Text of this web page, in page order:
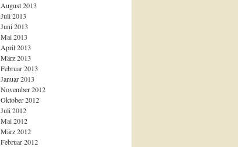
August 2013
Juli 2013
Juni 2013
Mai 2013
April 2013
März 2013
Februar 2013
Januar 2013
November 2012
Oktober 2012
Juli 2012
Mai 2012
März 2012
Februar 2012